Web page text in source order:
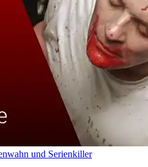
und Serienkiller